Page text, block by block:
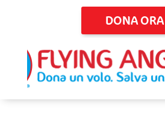
DONA ORA